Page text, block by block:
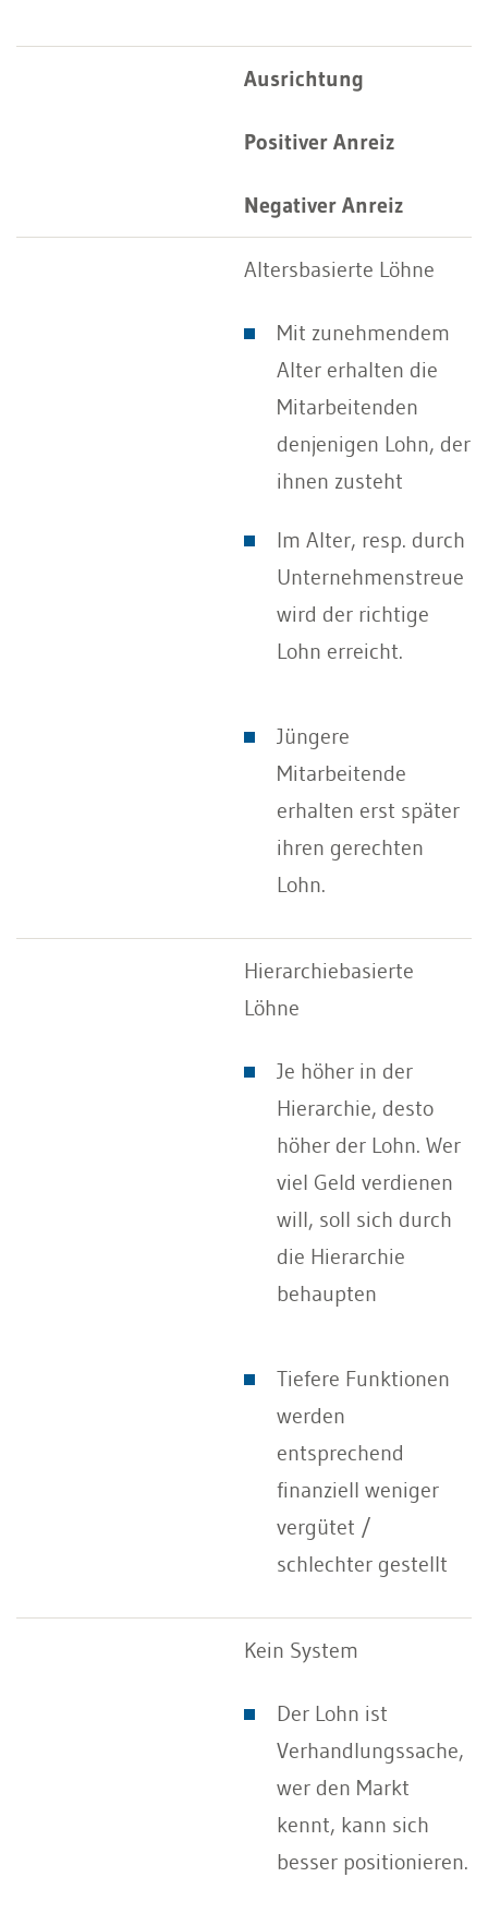
Ausrichtung
Positiver Anreiz
Negativer Anreiz
Altersbasierte Löhne
Mit zunehmendem
Alter erhalten die
Mitarbeitenden
denjenigen Lohn, der
ihnen zusteht
Im Alter, resp. durch
Unternehmenstreue
wird der richtige
Lohn erreicht.
Jüngere
Mitarbeitende
erhalten erst später
ihren gerechten
Lohn.
Hierarchiebasierte
Löhne
Je höher in der
Hierarchie, desto
höher der Lohn. Wer
viel Geld verdienen
will, soll sich durch
die Hierarchie
behaupten
Tiefere Funktionen
werden
entsprechend
finanziell weniger
vergütet /
schlechter gestellt
Kein System
Der Lohn ist
Verhandlungssache,
wer den Markt
kennt, kann sich
besser positionieren.